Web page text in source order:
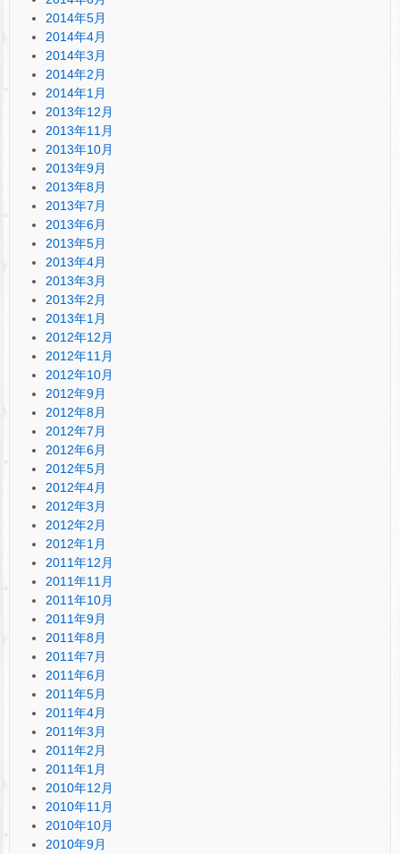
2014年5月
2014年4月
2014年3月
2014年2月
2014年1月
2013年12月
2013年11月
2013年10月
2013年9月
2013年8月
2013年7月
2013年6月
2013年5月
2013年4月
2013年3月
2013年2月
2013年1月
2012年12月
2012年11月
2012年10月
2012年9月
2012年8月
2012年7月
2012年6月
2012年5月
2012年4月
2012年3月
2012年2月
2012年1月
2011年12月
2011年11月
2011年10月
2011年9月
2011年8月
2011年7月
2011年6月
2011年5月
2011年4月
2011年3月
2011年2月
2011年1月
2010年12月
2010年11月
2010年10月
2010年9月